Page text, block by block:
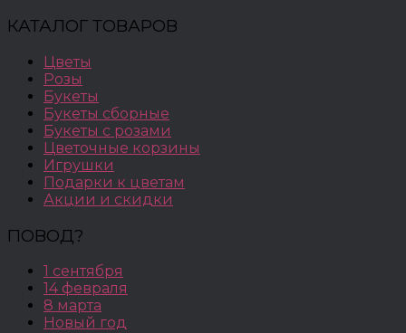
КАТАЛОГ ТОВАРОВ
Цветы
Розы
Букеты
Букеты сборные
Букеты с розами
Цветочные корзины
Игрушки
Подарки к цветам
Акции и скидки
ПОВОД?
1 сентября
14 февраля
8 марта
Новый год